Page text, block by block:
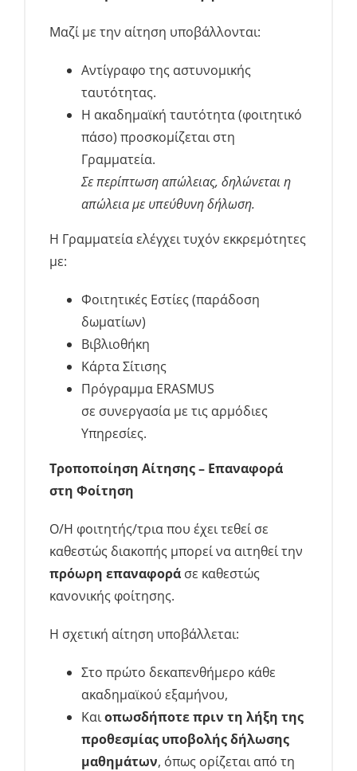
Μαζί με την αίτηση υποβάλλονται:
Αντίγραφο της αστυνομικής
ταυτότητας.
Η ακαδημαϊκή ταυτότητα (φοιτητικό
πάσο) προσκομίζεται στη
Γραμματεία.
Σε περίπτωση απώλειας, δηλώνεται η
απώλεια με υπεύθυνη δήλωση.
Η Γραμματεία ελέγχει τυχόν εκκρεμότητες
με:
Φοιτητικές Εστίες (παράδοση
δωματίων)
Βιβλιοθήκη
Κάρτα Σίτισης
Πρόγραμμα ERASMUS
σε συνεργασία με τις αρμόδιες
Υπηρεσίες.
Τροποποίηση Αίτησης – Επαναφορά
στη Φοίτηση
Ο/Η φοιτητής/τρια που έχει τεθεί σε
καθεστώς διακοπής μπορεί να αιτηθεί την
πρόωρη επαναφοράσε καθεστώς
κανονικής φοίτησης.
Η σχετική αίτηση υποβάλλεται:
Στο πρώτο δεκαπενθήμερο κάθε
ακαδημαϊκού εξαμήνου,
Καιοπωσδήποτε πριν τη λήξη της
προθεσμίας υποβολής δήλωσης
μαθημάτων, όπως ορίζεται από τη